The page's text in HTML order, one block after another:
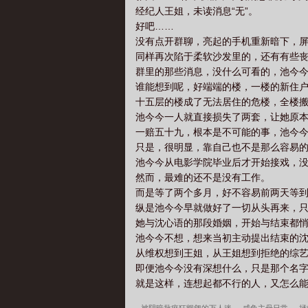
经纪人王姐，未读消息“无”。
好吧……
没有点开群聊，亮起的手机重新暗下，
同样再次陷于柔软沙发里的，还有有些
群里的那些消息，没什么可看的，池今
谁能想到呢，好端端的楼，一楼的新住
十五层的楼成了无法居住的危楼，全楼
池今今一人就直接损失了两套，让她原
一赔五十九，根本是不可能的事，池今
只是，很明显，靠自己也不是那么容易
池今今从电影学院毕业后才开始接戏，
然而，最难的还不是没有工作。
而是等了两个多月，好不容易前两天等
纵是池今今早就做好了一切从头再来，
她与沈心语的那段婚姻，开始与结束都
池今今不想，想来当初主动提出结束的
从维权想到王姐，从王姐想到拒绝的综
即便池今今没有深想什么，只是那个名
就是这样，连想起都不行的人，又怎么